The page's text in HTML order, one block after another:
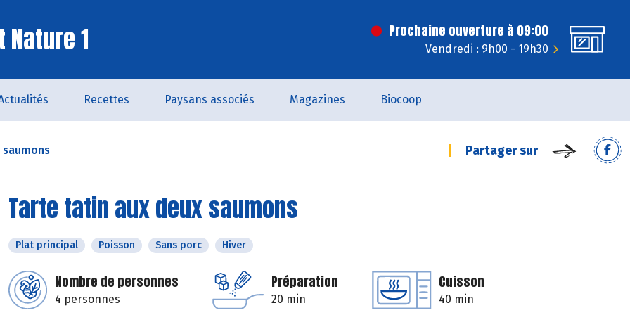
Nature 1 Prochaine ouverture à 09:00
Vendredi : 9h00 - 19h30
Recettes Paysans associés Magazines Biocoop
Partager sur
Tarte tatin aux deux saumons
Plat principal Poisson Sans porc Hiver
Nombre de personnes
4 personnes
Préparation
20 min
Cuisson
40 min